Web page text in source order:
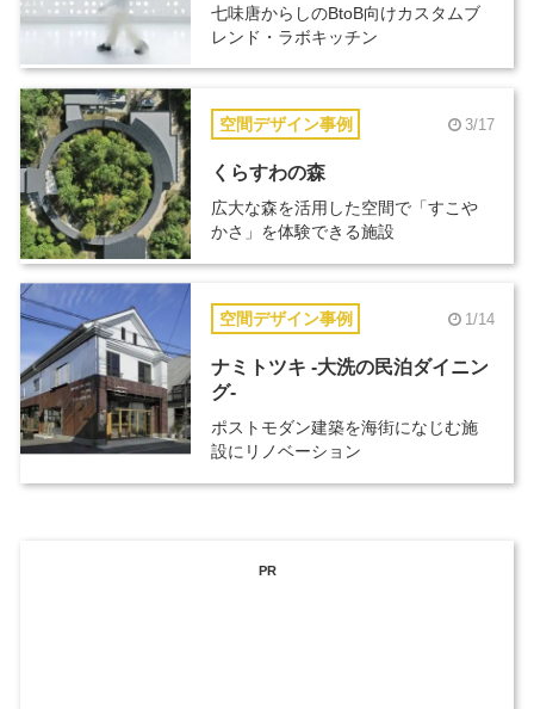
七味唐からしのBtoB向けカスタムブ
レンド・ラボキッチン
空間デザイン事例 3/17
くらすわの森
広大な森を活用した空間で「すこや
かさ」を体験できる施設
空間デザイン事例 1/14
ナミトツキ -大洗の民泊ダイニン
グ-
ポストモダン建築を海街になじむ施
設にリノベーション
PR